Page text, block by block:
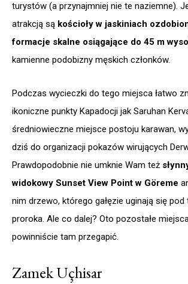
turystów (a przynajmniej nie te naziemne).
atrakcją są kościoły w jaskiniach
formacje skalne osiągające do 45 m
kamienne podobizny męskich członków.
Podczas wycieczki do tego miejsca łatwo
ikoniczne punkty Kapadocji jak Saruhan
średniowieczne miejsce postoju karawan,
dziś do organizacji pokazów wirujących
Prawdopodobnie nie umknie Wam też
widokowy Sunset View Point w Göreme
nim drzewo, którego gałęzie uginają się
proroka. Ale co dalej? Oto pozostałe
powinniście tam przegapić.
Zamek Uçhisar